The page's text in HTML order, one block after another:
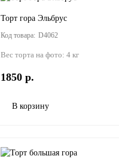
Торт гора Эльбрус
D4062
Вес торта на фото: 4 кг
1850 р.
В корзину